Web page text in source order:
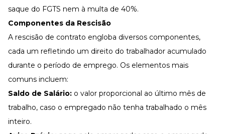
saque do FGTS nem à multa de 40%.
Componentes da Rescisão
A rescisão de contrato engloba diversos componentes,
cada um refletindo um direito do trabalhador acumulado
durante o período de emprego. Os elementos mais
comuns incluem:
Saldo de Salário: o valor proporcional ao último mês de
trabalho, caso o empregado não tenha trabalhado o mês
inteiro.